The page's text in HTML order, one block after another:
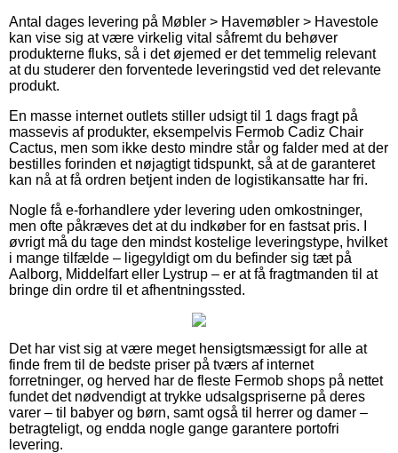
Antal dages levering på Møbler > Havemøbler > Havestole
kan vise sig at være virkelig vital såfremt du behøver
produkterne fluks, så i det øjemed er det temmelig relevant
at du studerer den forventede leveringstid ved det relevante
produkt.
En masse internet outlets stiller udsigt til 1 dags fragt på
massevis af produkter, eksempelvis Fermob Cadiz Chair
Cactus, men som ikke desto mindre står og falder med at der
bestilles forinden et nøjagtigt tidspunkt, så at de garanteret
kan nå at få ordren betjent inden de logistikansatte har fri.
Nogle få e-forhandlere yder levering uden omkostninger,
men ofte påkræves det at du indkøber for en fastsat pris. I
øvrigt må du tage den mindst kostelige leveringstype, hvilket
i mange tilfælde – ligegyldigt om du befinder sig tæt på
Aalborg, Middelfart eller Lystrup – er at få fragtmanden til at
bringe din ordre til et afhentningssted.
Det har vist sig at være meget hensigtsmæssigt for alle at
finde frem til de bedste priser på tværs af internet
forretninger, og herved har de fleste Fermob shops på nettet
fundet det nødvendigt at trykke udsalgspriserne på deres
varer – til babyer og børn, samt også til herrer og damer –
betragteligt, og endda nogle gange garantere portofri
levering.